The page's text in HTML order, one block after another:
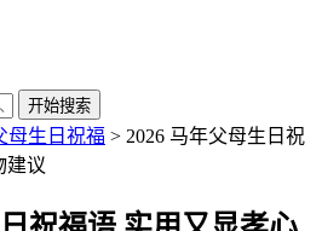
开始搜索
母生日祝福 > 2026 马年父母生日祝
建议